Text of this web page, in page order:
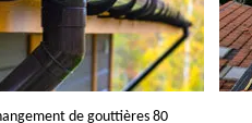
de gouttières 80